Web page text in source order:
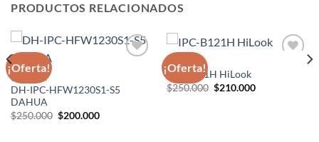
PRODUCTOS RELACIONADOS
¡Oferta!
CAMARAS
DH-IPC-HFW1230S1-S5
DAHUA
$250.000 El
$200.000El
¡Oferta!
IPC-B121H HiLook
$250.000 El
$210.000El